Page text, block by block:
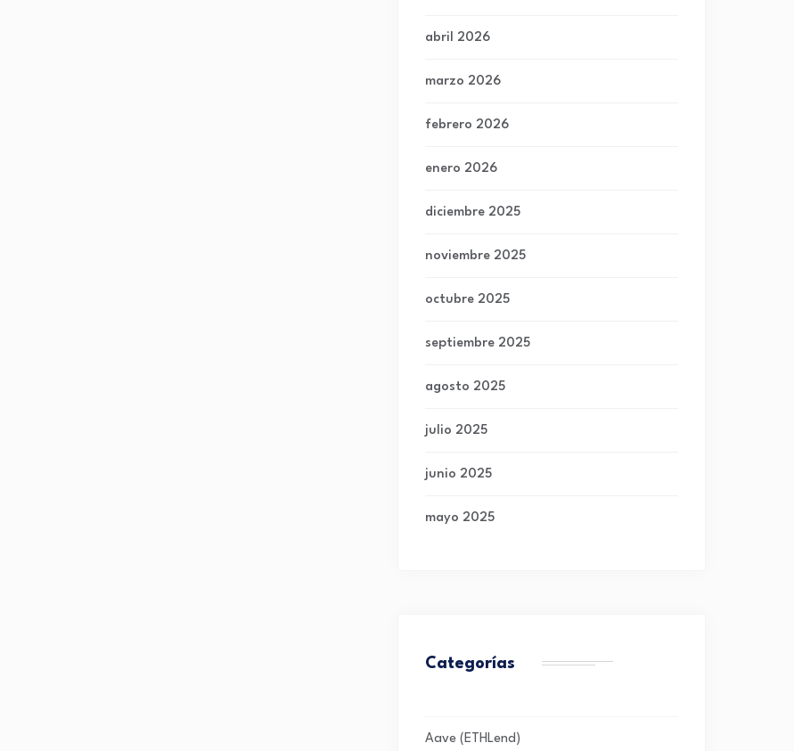
abril 2026
marzo 2026
febrero 2026
enero 2026
diciembre 2025
noviembre 2025
octubre 2025
septiembre 2025
agosto 2025
julio 2025
junio 2025
mayo 2025
Categorías
Aave (ETHLend)